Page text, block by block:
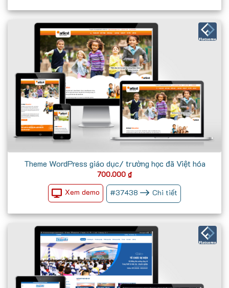
Theme WordPress giáo dục/ trường học đã Việt hóa
700.000 ₫
Xem demo #37438 Chi tiết